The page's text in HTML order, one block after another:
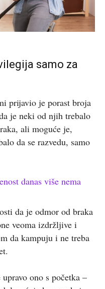
samo za
prijavio je porast broja
je neki od njih trebalo
ali moguće je,
da se razvedu, samo
danas više nema
da je odmor od braka
veoma izdržljive i
da kampuju i ne treba
ono s početka –